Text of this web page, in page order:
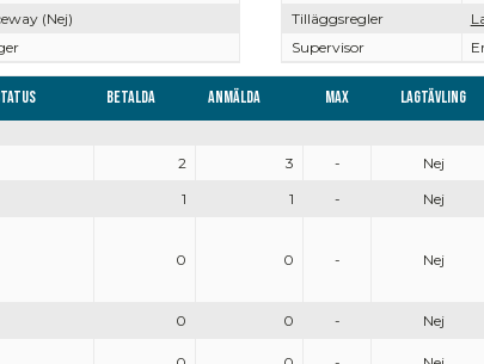
(Nej)
Tilläggsregler
Supervisor
Betalda Anmälda Max Lagtävling
2 3 - Nej
1 1 - Nej
0 0 - Nej
0 0 - Nej